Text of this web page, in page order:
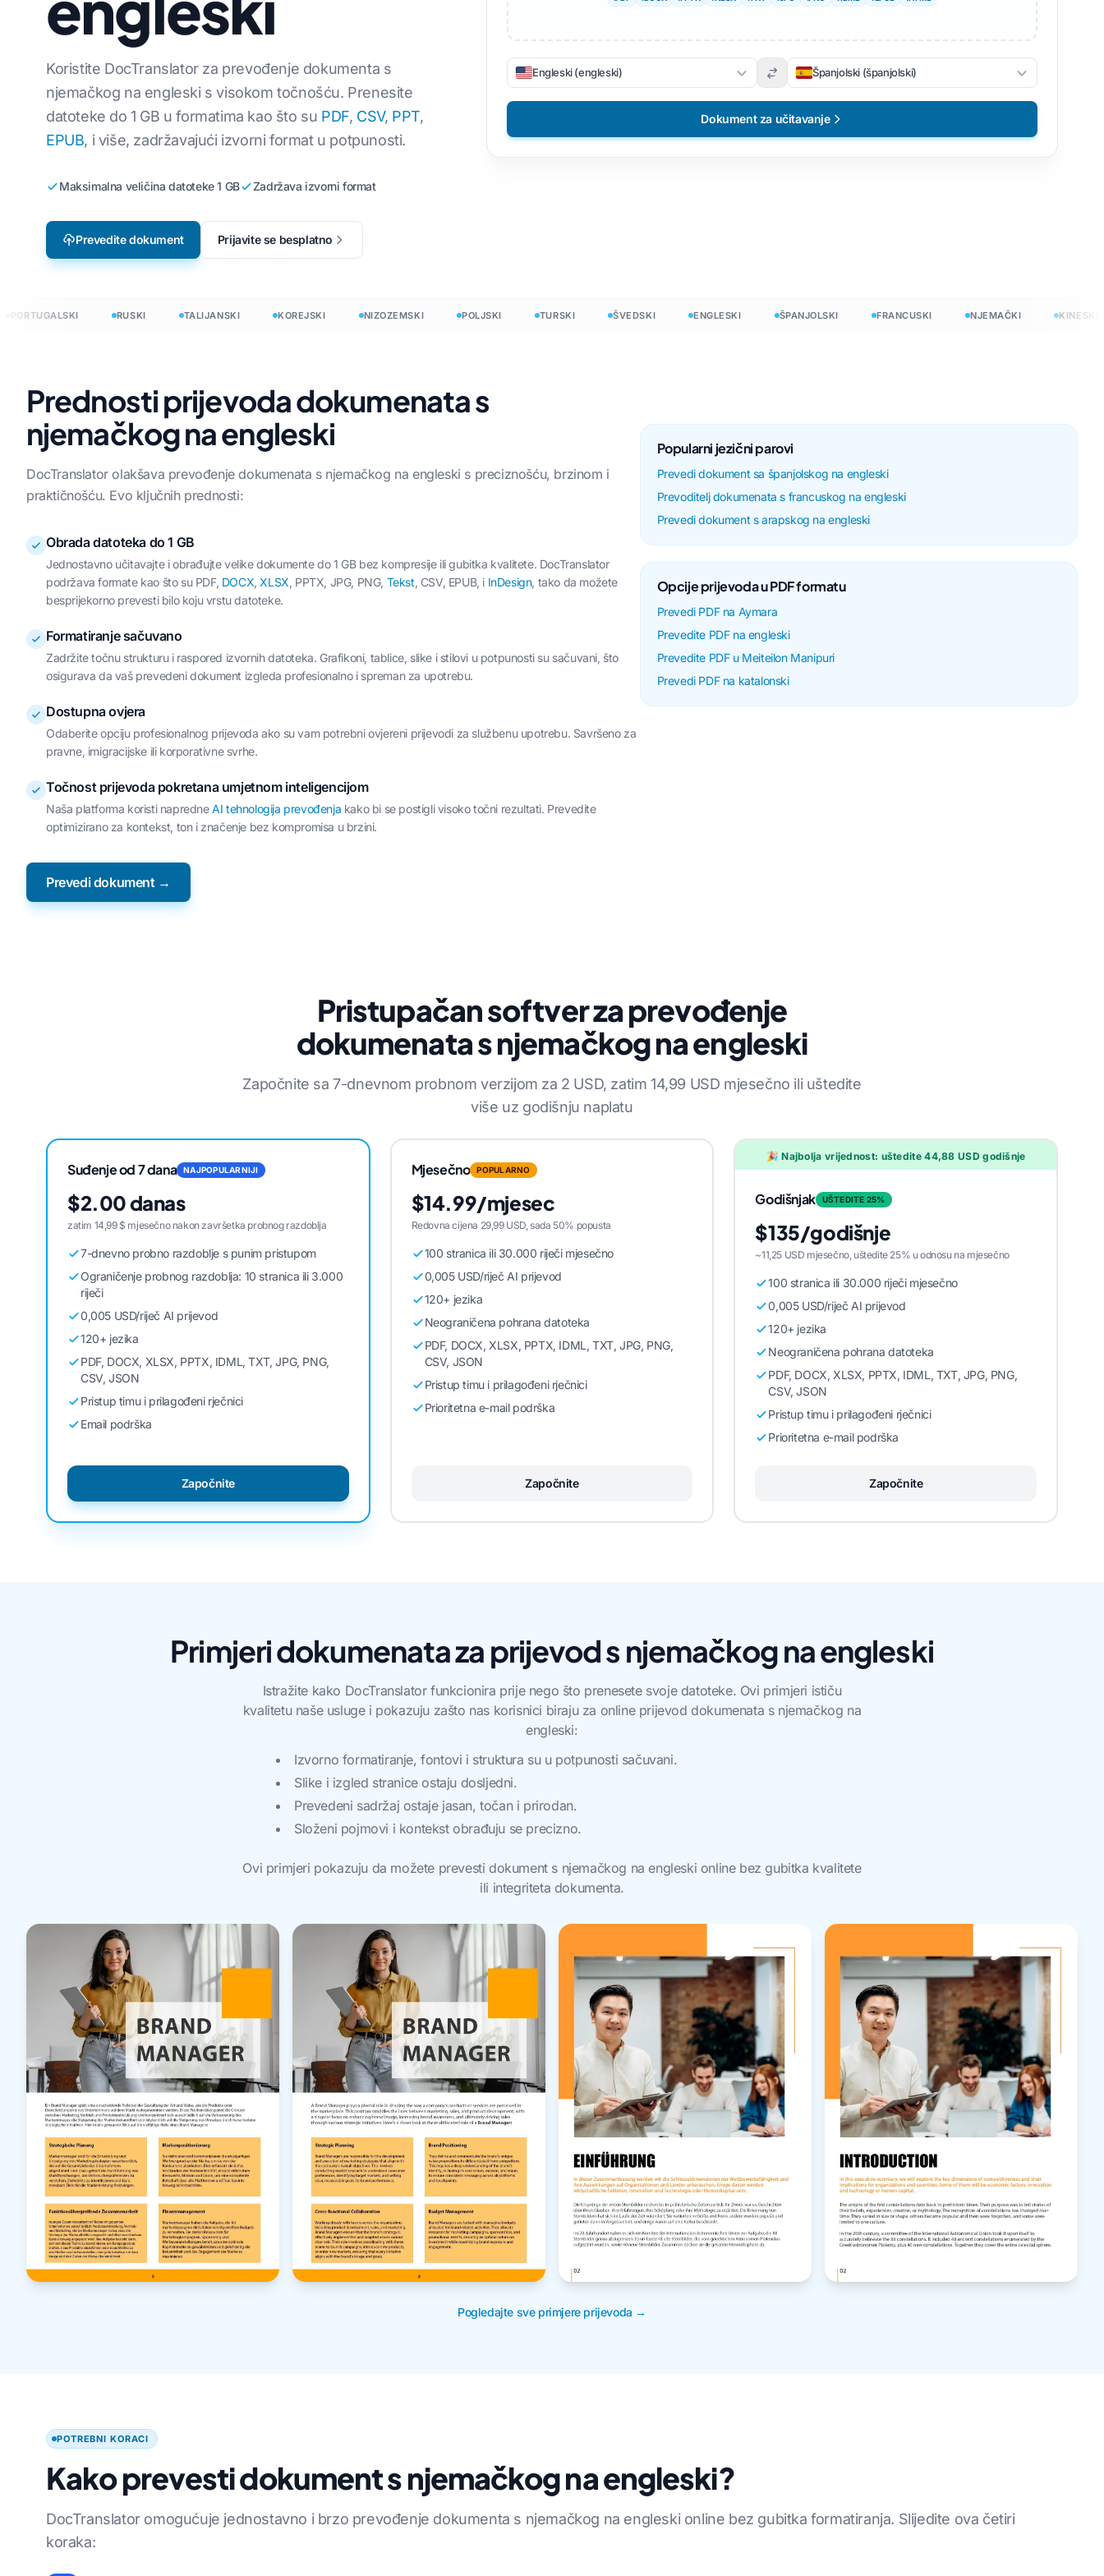
Lokalizacija videoigara
e-učenje Prevedite JSON
HTML prevoditelj
Brojanje riječi u InDesignu
.DOCX Brojač riječi
Broj datoteka programa
EPUB u PDF
Engleski na korejski
Engleski na arapski
Engleski na turski
Engleski na indonezijski
Engleski na urdu
Polirati
Ukrajinski
Češki
Finski
Bugarski
Koristite DocTranslator za prevođenje dokumenta s
njemačkog na engleski s visokom točnošću. Prenesite
datoteke do 1 GB u formatima kao što su PDF, CSV, PPT,
EPUB, i više, zadržavajući izvorni format u potpunosti.
Maksimalna veličina datoteke 1 GB Zadržava izvorni format
Prevedite dokument Prijavite se besplatno
Engleski (engleski) Španjolski (španjolski)
Dokument za učitavanje
RUSKI TALIJANSKI KOREJSKI NIZOZEMSKI POLJSKI TURSKI ŠVEDSKI ENGLESKI ŠPANJOLSKI FRANCUSKI NJEMAČKI KINESKI
Prednosti prijevoda dokumenata s
njemačkog na engleski
DocTranslator olakšava prevođenje dokumenata s njemačkog na engleski s preciznošću, brzinom i
praktičnošću. Evo ključnih prednosti:
Obrada datoteka do 1 GB
Jednostavno učitavajte i obrađujte velike dokumente do 1 GB bez kompresije ili gubitka kvalitete. DocTranslator
podržava formate kao što su PDF, DOCX, XLSX, PPTX, JPG, PNG, Tekst, CSV, EPUB, i InDesign, tako da možete
besprijekorno prevesti bilo koju vrstu datoteke.
Formatiranje sačuvano
Zadržite točnu strukturu i raspored izvornih datoteka. Grafikoni, tablice, slike i stilovi u potpunosti su sačuvani, što
osigurava da vaš prevedeni dokument izgleda profesionalno i spreman za upotrebu.
Dostupna ovjera
Odaberite opciju profesionalnog prijevoda ako su vam potrebni ovjereni prijevodi za službenu upotrebu. Savršeno za
pravne, imigracijske ili korporativne svrhe.
Točnost prijevoda pokretana umjetnom inteligencijom
Naša platforma koristi napredneAI tehnologija prevođenja kako bi se postigli visoko točni rezultati. Prevedite
optimizirano za kontekst, ton i značenje bez kompromisa u brzini.
Prevedi dokument →
Popularni jezični parovi
Prevedi dokument sa španjolskog na engleski
Prevoditelj dokumenata s francuskog na engleski
Prevedi dokument s arapskog na engleski
Opcije prijevoda u PDF formatu
Prevedi PDF na Aymara
Prevedite PDF na engleski
Prevedite PDF u Meiteilon Manipuri
Prevedi PDF na katalonski
Pristupačan softver za prevođenje
dokumenata s njemačkog na engleski
Započnite sa 7-dnevnom probnom verzijom za 2 USD, zatim 14,99 USD mjesečno ili uštedite
više uz godišnju naplatu
Suđenje od 7 dana NAJPOPULARNIJI
$2.00 danas
zatim 14,99 $ mjesečno nakon završetka probnog razdoblja
7-dnevno probno razdoblje s punim pristupom
Ograničenje probnog razdoblja: 10 stranica ili 3.000
riječi
0,005 USD/riječ AI prijevod
120+ jezika
PDF, DOCX, XLSX, PPTX, IDML, TXT, JPG, PNG,
CSV, JSON
Pristup timu i prilagođeni rječnici
Email podrška
Započnite
Mjesečno POPULARNO
$14.99/mjesec
Redovna cijena 29,99 USD, sada 50% popusta
100 stranica ili 30.000 riječi mjesečno
0,005 USD/riječ AI prijevod
120+ jezika
Neograničena pohrana datoteka
PDF, DOCX, XLSX, PPTX, IDML, TXT, JPG, PNG,
CSV, JSON
Pristup timu i prilagođeni rječnici
Prioritetna e-mail podrška
Započnite
🎉 Najbolja vrijednost: uštedite 44,88 USD godišnje
Godišnjak UŠTEDITE 25%
$135/godišnje
~11,25 USD mjesečno, uštedite 25% u odnosu na mjesečno
100 stranica ili 30.000 riječi mjesečno
0,005 USD/riječ AI prijevod
120+ jezika
Neograničena pohrana datoteka
PDF, DOCX, XLSX, PPTX, IDML, TXT, JPG, PNG,
CSV, JSON
Pristup timu i prilagođeni rječnici
Prioritetna e-mail podrška
Započnite
Primjeri dokumenata za prijevod s njemačkog na engleski
Istražite kako DocTranslator funkcionira prije nego što prenesete svoje datoteke. Ovi primjeri ističu
kvalitetu naše usluge i pokazuju zašto nas korisnici biraju za online prijevod dokumenata s njemačkog na
engleski:
Izvorno formatiranje, fontovi i struktura su u potpunosti sačuvani.
Slike i izgled stranice ostaju dosljedni.
Prevedeni sadržaj ostaje jasan, točan i prirodan.
Složeni pojmovi i kontekst obrađuju se precizno.
Ovi primjeri pokazuju da možete prevesti dokument s njemačkog na engleski online bez gubitka kvalitete
ili integriteta dokumenta.
Pogledajte sve primjere prijevoda →
POTREBNI KORACI
Kako prevesti dokument s njemačkog na engleski?
DocTranslator omogućuje jednostavno i brzo prevođenje dokumenta s njemačkog na engleski online bez gubitka formatiranja. Slijedite ova četiri
koraka: